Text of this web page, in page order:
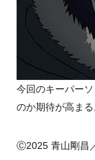
今回のキーパー
のか期待が高まる
Ⓒ2025 青山剛昌